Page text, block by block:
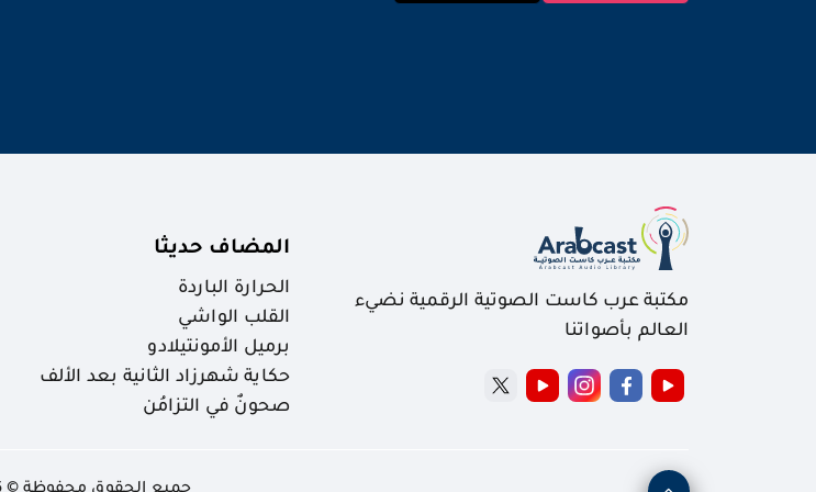
مكتبة عرب كاست الصوتية الرقمية نضيء
العالم بأصواتنا
المضاف حديثا
الحرارة الباردة
القلب الواشي
برميل الأمونتيلادو
حكاية شهرزاد الثانية بعد الألف
صحونٌ في التزامُن